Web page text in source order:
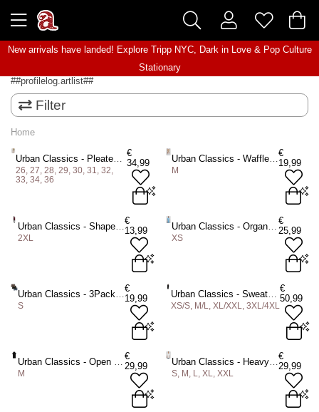
New arrivals have landed! Explore Tripp NYC, Dark in Love& Pop Culture
Stationary
##profilelog.artlist##
Filter
Home
Urban Classics - Pleated Bermuda korte broek - Olijfgroen
26, 27, 28, 29, 30, 31, 32,
33, 34, 36
€
34,99
Urban Classics - Waffle Sweat Korte broek - Beige
M
€
19,99
Urban Classics - Shaped Long Heren Tshirt - Rood
2XL
€
13,99
Urban Classics - Organic Oversized Slit Tee Korte jurk - Blauw
XS
€
25,99
Urban Classics - 3Pack Boxershorts set - Multicolours
S
€
19,99
Urban Classics - Sweat Onesie - Zwart/Wit
XS/S, M/L, XL/XXL, 3XL/4XL
€
50,99
Urban Classics - Open Edge Sleeveless Hoodie/trui - Zwart
M
€
29,99
Urban Classics - Heavy Oversized 2pack Heren Tshirt - Zwart/Wit
S, M, L, XL, XXL
€
29,99